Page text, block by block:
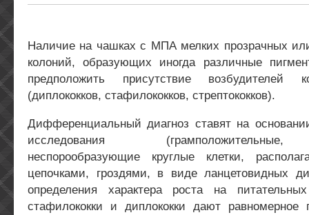
Наличие на чашках с МПА мелких прозрачных
колоний, образующих иногда различные
предположить присутствие возбудителей
(диплококков, стафилококков, стрептококков).
Дифференциальный диагноз ставят на
исследования
неспорообразующие круглые клетки,
цепочками, гроздями, в виде ланцетовидных
определения характера роста на
стафилококки и диплококки дают равномерное